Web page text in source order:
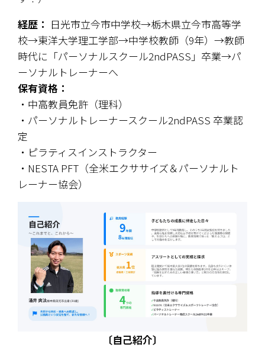
経歴： 日光市立今市中学校→栃木県立今市高等学
校→東洋大学理工学部→中学校教師（9年）→教師
時代に「パーソナルスクール2ndPASS」卒業→パ
ーソナルトレーナーへ
保有資格：
・中高教員免許（理科）
・パーソナルトレーナースクール2ndPASS 卒業認
定
・ピラティスインストラクター
・NESTA PFT（全米エクササイズ＆パーソナルト
レーナー協会）
〔自己紹介〕